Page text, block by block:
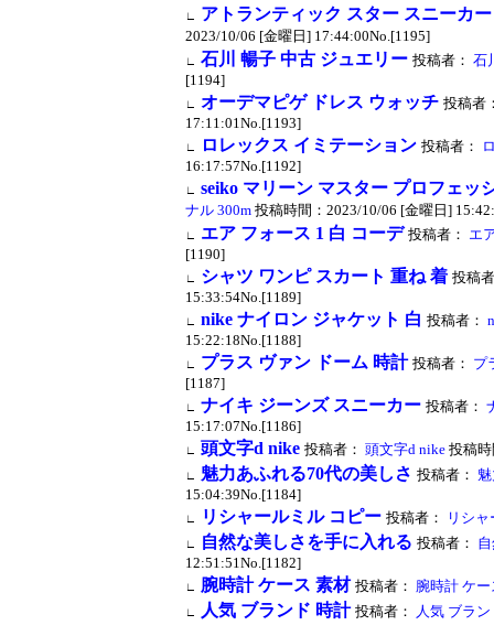
∟ アトランティック スター スニーカー
2023/10/06 [金曜日] 17:44:00No.[1195]
∟ 石川 暢子 中古 ジュエリー 投稿者： 石
[1194]
∟ オーデマピゲ ドレス ウォッチ 投稿者
17:11:01No.[1193]
∟ ロレックス イミテーション 投稿者：
16:17:57No.[1192]
∟ seiko マリーン マスター プロフェッ
ナル 300m 投稿時間：2023/10/06 [金曜日]
∟ エア フォース 1 白 コーデ 投稿者： エ
[1190]
∟ シャツ ワンピ スカート 重ね 着 投稿
15:33:54No.[1189]
∟ nike ナイロン ジャケット 白 投稿者：
15:22:18No.[1188]
∟ プラス ヴァン ドーム 時計 投稿者： プ
[1187]
∟ ナイキ ジーンズ スニーカー 投稿者：
15:17:07No.[1186]
∟ 頭文字d nike 投稿者： 頭文字d nike 投稿
∟ 魅力あふれる70代の美しさ 投稿者：
15:04:39No.[1184]
∟ リシャールミル コピー 投稿者： リシ
∟ 自然な美しさを手に入れる 投稿者：
12:51:51No.[1182]
∟ 腕時計 ケース 素材 投稿者： 腕時計 ケ
∟ 人気 ブランド 時計 投稿者： 人気 ブラ